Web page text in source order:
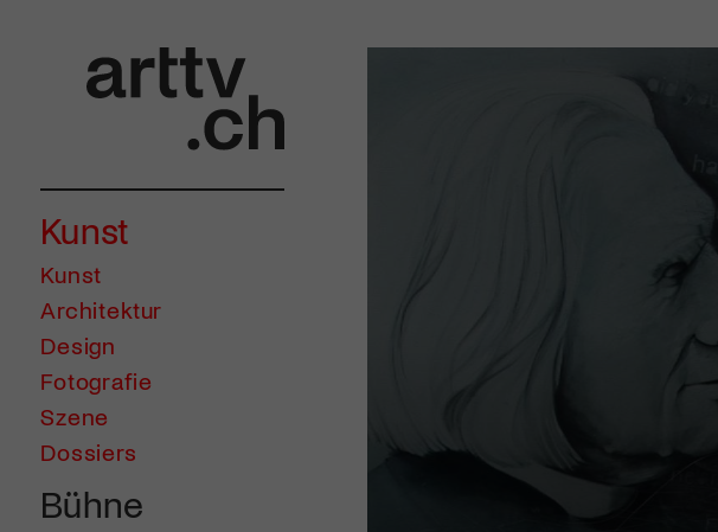
Kunst
Kunst
Architektur
Design
Fotografie
Szene
Dossiers
Bühne